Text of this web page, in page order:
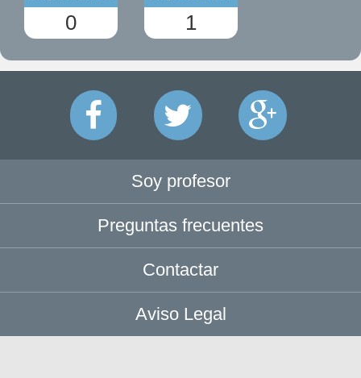
0 1
Soy profesor
Preguntas frecuentes
Contactar
Aviso Legal